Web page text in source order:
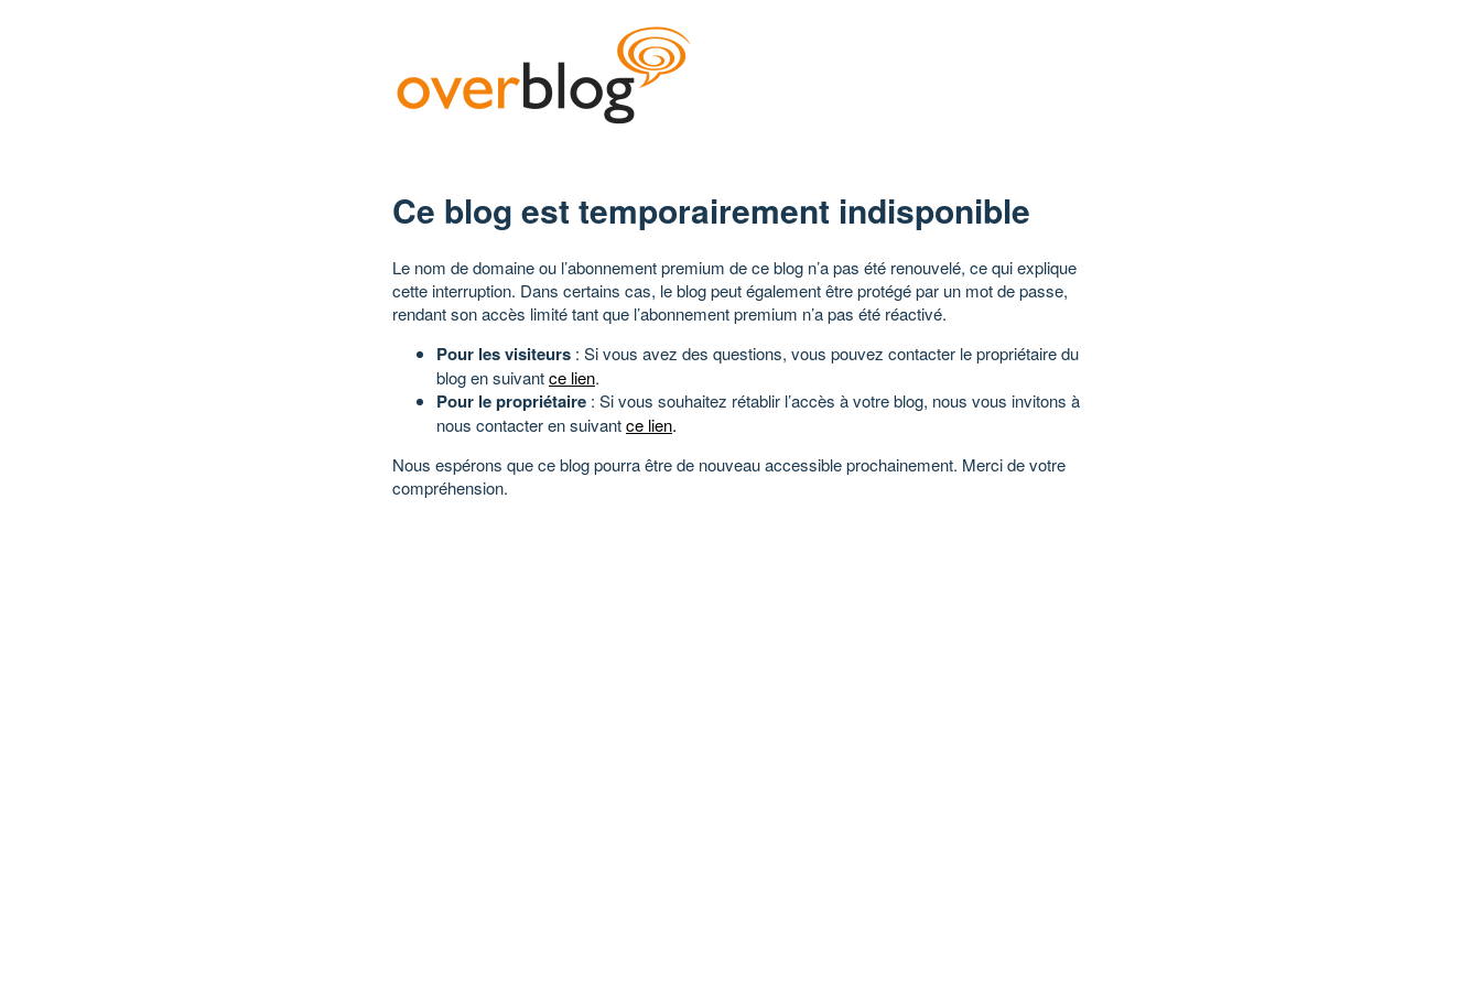
Ce blog est temporairement indisponible
Le nom de domaine ou l’abonnement premium de ce blog n’a pas été renouvelé, ce qui explique
cette interruption. Dans certains cas, le blog peut également être protégé par un mot de passe,
rendant son accès limité tant que l’abonnement premium n’a pas été réactivé.
Pour les visiteurs : Si vous avez des questions, vous pouvez contacter le propriétaire du
blog en suivantce lien.
Pour le propriétaire : Si vous souhaitez rétablir l’accès à votre blog, nous vous invitons à
nous contacter en suivantce lien.
Nous espérons que ce blog pourra être de nouveau accessible prochainement. Merci de votre
compréhension.